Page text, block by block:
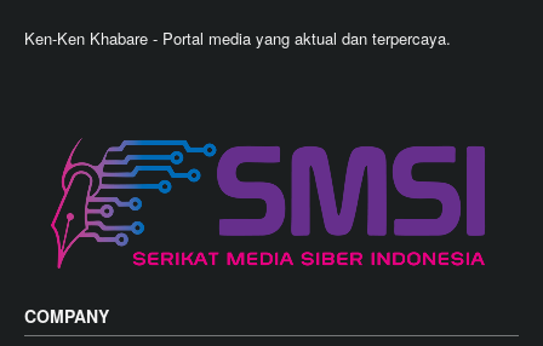
Ken-Ken Khabare - Portal media yang aktual dan terpercaya.
COMPANY